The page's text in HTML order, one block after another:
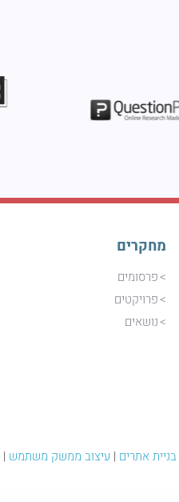
מחקרים
פרסומים
פרויקטים
נושאים
| עיצוב ממשק משתמש |